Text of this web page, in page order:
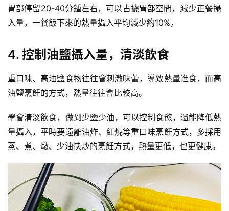
胃部停留20-40分鍾左右，可以占據胃部空間，減少正餐攝
入量，一餐飯下來的熱量攝入平均減少約10%。
4. 控制油鹽攝入量，清淡飲食
重口味、高油鹽食物往往會刺激味蕾，導致熱量進食，而高
油鹽烹飪的方式，熱量往往會比較高。
學會清淡飲食，做到少鹽少油，可以控制食慾，還能降低熱
量攝入，平時要遠離油炸、紅燒等重口味烹飪方式，多採用
蒸、煮、燉、少油快炒的烹飪方式，熱量更低，也更健康。